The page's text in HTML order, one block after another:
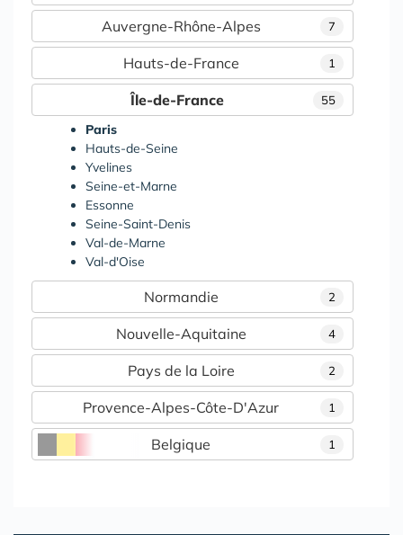
7
Auvergne-Rhône-Alpes
1
Hauts-de-France
55
Île-de-France
Paris
Hauts-de-Seine
Yvelines
Seine-et-Marne
Essonne
Seine-Saint-Denis
Val-de-Marne
Val-d'Oise
2
Normandie
4
Nouvelle-Aquitaine
2
Pays de la Loire
1
Provence-Alpes-Côte-D'Azur
Belgique 1